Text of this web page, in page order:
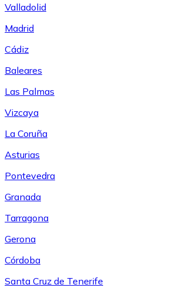
Valladolid
Madrid
Cádiz
Baleares
Las Palmas
Vizcaya
La Coruña
Asturias
Pontevedra
Granada
Tarragona
Gerona
Córdoba
Santa Cruz de Tenerife